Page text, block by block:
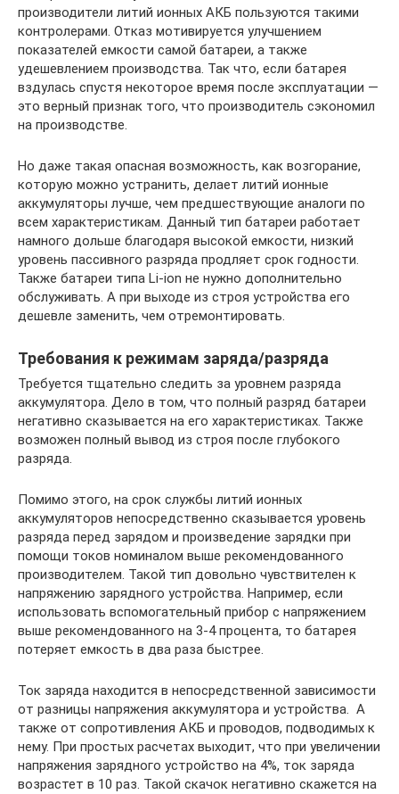
производители литий ионных АКБ пользуются такими
контролерами. Отказ мотивируется улучшением
показателей емкости самой батареи, а также
удешевлением производства. Так что, если батарея
вздулась спустя некоторое время после эксплуатации —
это верный признак того, что производитель сэкономил
на производстве.
Но даже такая опасная возможность, как возгорание,
которую можно устранить, делает литий ионные
аккумуляторы лучше, чем предшествующие аналоги по
всем характеристикам. Данный тип батареи работает
намного дольше благодаря высокой емкости, низкий
уровень пассивного разряда продляет срок годности.
Также батареи типа Li-ion не нужно дополнительно
обслуживать. А при выходе из строя устройства его
дешевле заменить, чем отремонтировать.
Требования к режимам заряда/разряда
Требуется тщательно следить за уровнем разряда
аккумулятора. Дело в том, что полный разряд батареи
негативно сказывается на его характеристиках. Также
возможен полный вывод из строя после глубокого
разряда.
Помимо этого, на срок службы литий ионных
аккумуляторов непосредственно сказывается уровень
разряда перед зарядом и произведение зарядки при
помощи токов номиналом выше рекомендованного
производителем. Такой тип довольно чувствителен к
напряжению зарядного устройства. Например, если
использовать вспомогательный прибор с напряжением
выше рекомендованного на 3-4 процента, то батарея
потеряет емкость в два раза быстрее.
Ток заряда находится в непосредственной зависимости
от разницы напряжения аккумулятора и устройства. А
также от сопротивления АКБ и проводов, подводимых к
нему. При простых расчетах выходит, что при увеличении
напряжения зарядного устройство на 4%, ток заряда
возрастет в 10 раз. Такой скачок негативно скажется на